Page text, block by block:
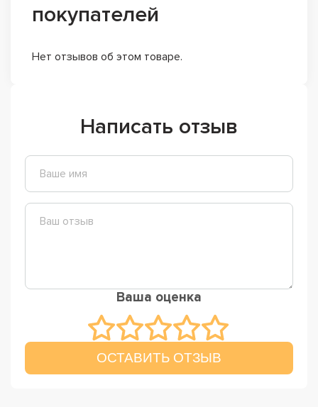
покупателей
Нет отзывов об этом товаре.
Написать отзыв
Ваша оценка
ОСТАВИТЬ ОТЗЫВ